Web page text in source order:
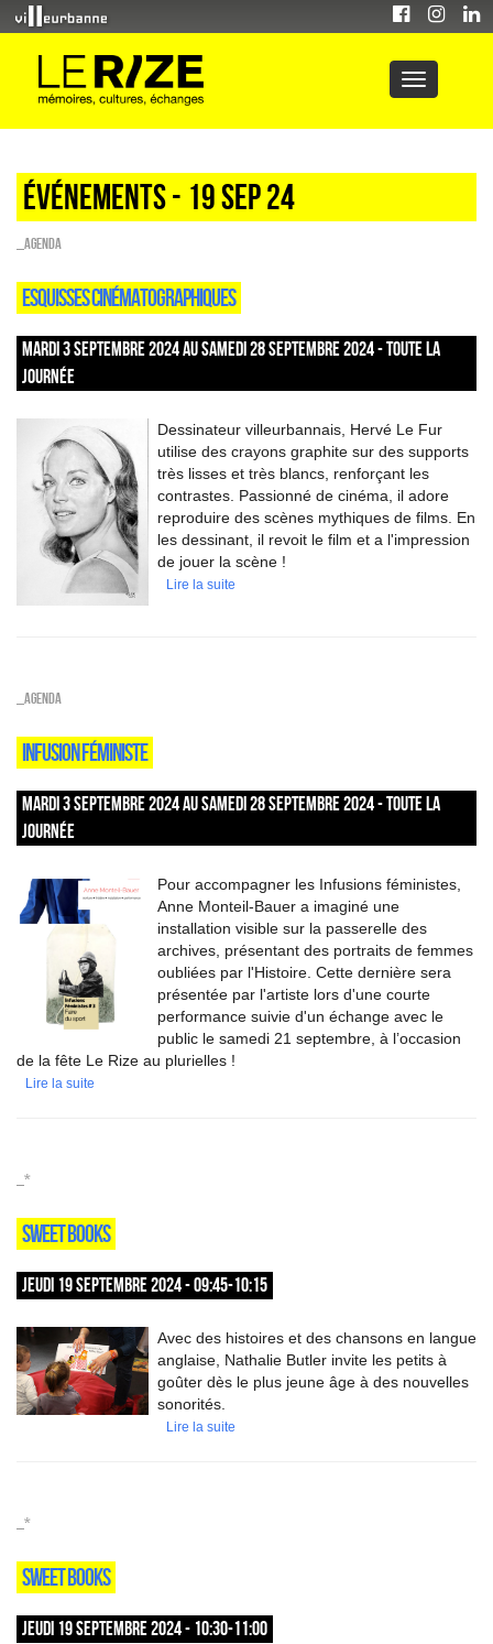
Événements - 19 Sep 24
_Agenda
ESQUISSES CINÉMATOGRAPHIQUES
MARDI 3 SEPTEMBRE 2024 AU SAMEDI 28 SEPTEMBRE 2024 - TOUTE LA
JOURNÉE
Dessinateur villeurbannais, Hervé Le Fur
utilise des crayons graphite sur des supports
très lisses et très blancs, renforçant les
contrastes. Passionné de cinéma, il adore
reproduire des scènes mythiques de films. En
les dessinant, il revoit le film et a l'impression
de jouer la scène !
Lire la suite
_Agenda
INFUSION FÉMINISTE
MARDI 3 SEPTEMBRE 2024 AU SAMEDI 28 SEPTEMBRE 2024 - TOUTE LA
JOURNÉE
Pour accompagner les Infusions féministes,
Anne Monteil-Bauer a imaginé une
installation visible sur la passerelle des
archives, présentant des portraits de femmes
oubliées par l'Histoire. Cette dernière sera
présentée par l'artiste lors d'une courte
performance suivie d'un échange avec le
public le samedi 21 septembre, à l’occasion
de la fête Le Rize au plurielles !
Lire la suite
_*
SWEET BOOKS
JEUDI 19 SEPTEMBRE 2024 - 09:45-10:15
Avec des histoires et des chansons en langue
anglaise, Nathalie Butler invite les petits à
goûter dès le plus jeune âge à des nouvelles
sonorités.
Lire la suite
_*
SWEET BOOKS
JEUDI 19 SEPTEMBRE 2024 - 10:30-11:00